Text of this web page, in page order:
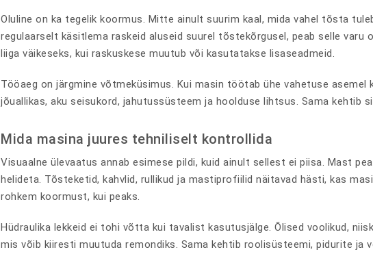
Oluline on ka tegelik koormus. Mitte ainult suurim kaal, mida vahel tõsta
regulaarselt käsitlema raskeid aluseid suurel tõstekõrgusel, peab selle varu
liiga väikeseks, kui raskuskese muutub või kasutatakse lisaseadmeid.
Tööaeg on järgmine võtmeküsimus. Kui masin töötab ühe vahetuse
jõuallikas, aku seisukord, jahutussüsteem ja hoolduse lihtsus. Sama kehtib
Mida masina juures tehniliselt kontrollida
Visuaalne ülevaatus annab esimese pildi, kuid ainult sellest ei piisa. Mast
helideta. Tõsteketid, kahvlid, rullikud ja mastiprofiilid näitavad hästi, kas
rohkem koormust, kui peaks.
Hüdraulika lekkeid ei tohi võtta kui tavalist kasutusjälge. Õlised voolikud,
mis võib kiiresti muutuda remondiks. Sama kehtib roolisüsteemi, pidurite ja